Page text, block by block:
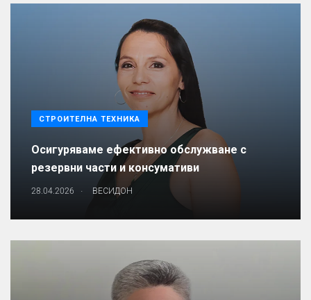
СТРОИТЕЛНА ТЕХНИКА
Осигуряваме ефективно обслужване с
резервни части и консумативи
28.04.2026 . ВЕСИДОН